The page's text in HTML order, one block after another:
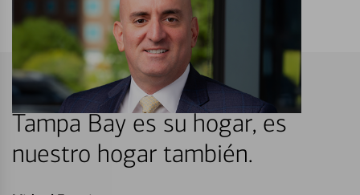
Tampa Bay es su hogar, es
nuestro hogar también.